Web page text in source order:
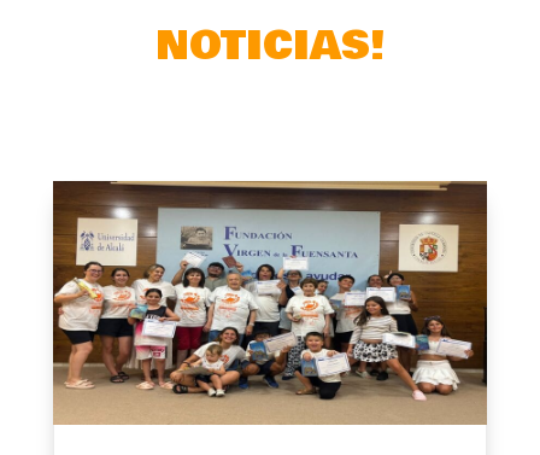
NOTICIAS!